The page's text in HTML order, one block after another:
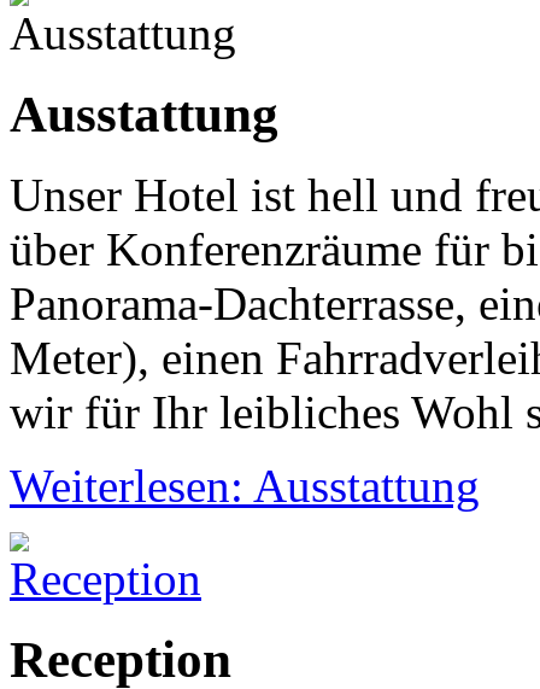
Ausstattung
Unser Hotel ist hell und
über Konferenzräume für
Panorama-Dachterrasse,
Meter), einen
wir für Ihr leibliches Wohl
Weiterlesen: Ausstattung
Reception